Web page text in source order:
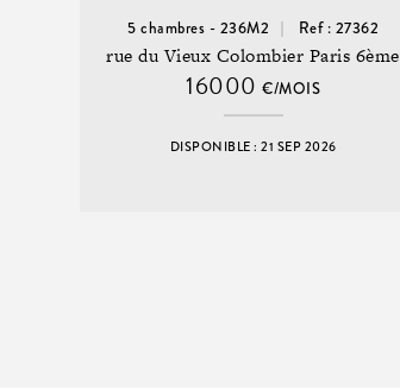
5 chambres - 236M2 Ref : 27362
rue du Vieux Colombier Paris 6ème
16000€/MOIS
DISPONIBLE : 21 SEP 2026